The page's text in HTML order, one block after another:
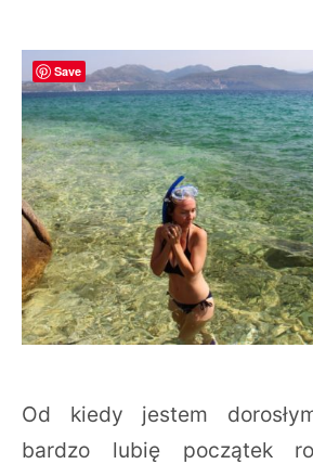
Od kiedy jestem
bardzo lubię początek
Save